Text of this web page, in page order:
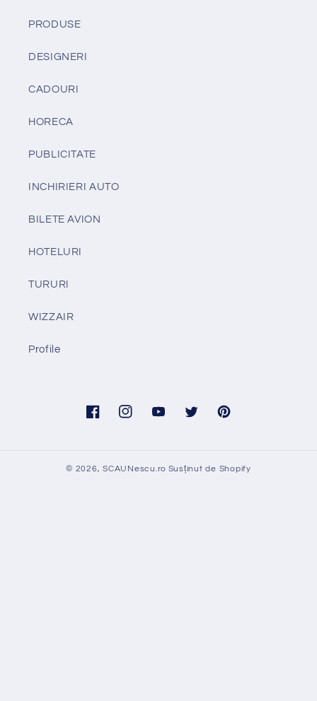
PRODUSE
DESIGNERI
CADOURI
HORECA
PUBLICITATE
INCHIRIERI AUTO
BILETE AVION
HOTELURI
TURURI
WIZZAIR
Profile
FacebookInstagramYouTubeTwitter Pinterest
© 2026,SCAUNescu.ro Susținut de Shopify